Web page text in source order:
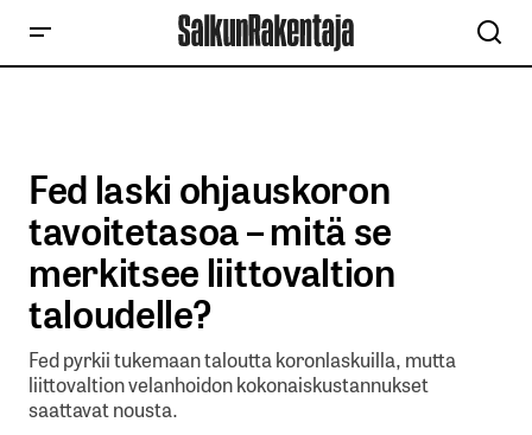
Fed laski ohjauskoron
tavoitetasoa – mitä se
merkitsee liittovaltion
taloudelle?
Fed pyrkii tukemaan taloutta koronlaskuilla, mutta
liittovaltion velanhoidon kokonaiskustannukset
saattavat nousta.